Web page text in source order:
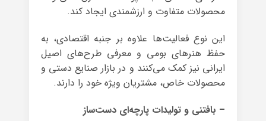
محصولات متفاوت و ارزشمندی ایجاد کند.
این نوع فعالیت‌ها علاوه بر جنبه اقتصادی، به
حفظ هنرهای بومی و معرفی طرح‌های اصیل
ایرانی نیز کمک می‌کنند و در بازار صنایع دستی و
محصولات خاص، مشتریان ویژه خود را دارند.
– بافتنی و تولیدات پارچه‌ای دست‌ساز